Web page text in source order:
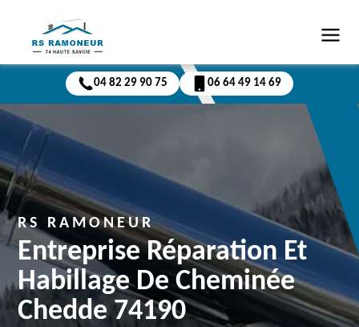
04 82 29 90 75 06 64 49 14 69
RS RAMONEUR
Entreprise Réparation Et
Habillage De Cheminée
Chedde 74190